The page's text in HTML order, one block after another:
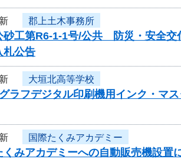
郡上土木事務所
砂工第R6-1-1号/公共 防災・安全
札公告
大垣北高等学校
ラフデジタル印刷機用インク・マ
国際たくみアカデミー
みアカデミーへの自動販売機設置